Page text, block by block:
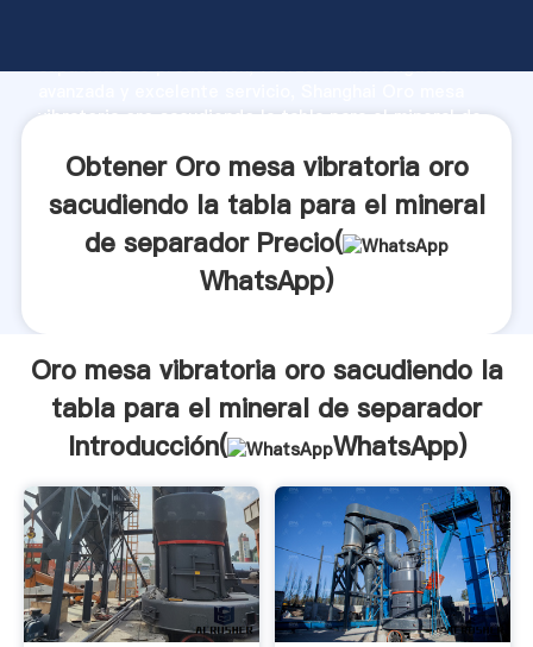
capacidad de producción, fuerza de investigación
vibratoria oro sacudiendo la tabla para el mineral de
todos los clientes.
Obtener Oro mesa vibratoria oro
sacudiendo la tabla para el mineral
de separador Precio(
WhatsApp)
Oro mesa vibratoria oro sacudiendo la
tabla para el mineral de separador
Introducción(
WhatsApp)